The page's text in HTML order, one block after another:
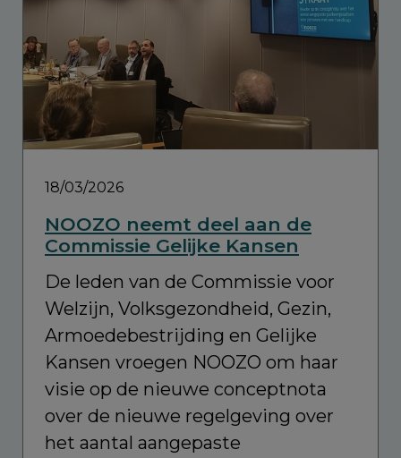
18/03/2026
NOOZO neemt deel aan de
Commissie Gelijke Kansen
De leden van de Commissie voor
Welzijn, Volksgezondheid, Gezin,
Armoedebestrijding en Gelijke
Kansen vroegen NOOZO om haar
visie op de nieuwe conceptnota
over de nieuwe regelgeving over
het aantal aangepaste